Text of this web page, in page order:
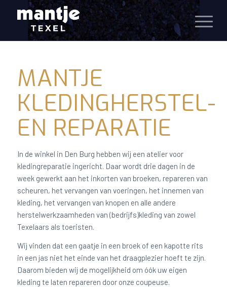
MANTJE
KLEDINGHERSTEL-
EN REPARATIE
In de winkel in Den Burg hebben wij een atelier voor
kledingreparatie ingericht. Daar wordt drie dagen in de
week gewerkt aan het inkorten van broeken, repareren van
scheuren, het vervangen van voeringen, het innemen van
kleding, het vervangen van knopen en alle andere
herstelwerkzaamheden van (bedrijfs)kleding van zowel
Texelaars als toeristen.
Wij vinden dat een gaatje in een broek of een kapotte rits
in een jas niet het einde van het draagplezier hoeft te zijn.
Daarom bieden wij de mogelijkheid om óók uw eigen
kleding te laten repareren door onze coupeuse.